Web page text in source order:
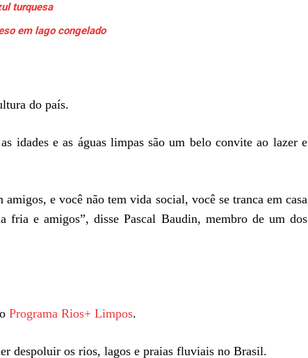
turquesa
em lago congelado
do país.
idades e as águas limpas são um belo convite ao lazer e
e você não tem vida social, você se tranca em casa
e amigos”, disse Pascal Baudin, membro de um dos
Programa Rios+ Limpos.
despoluir os rios, lagos e praias fluviais no Brasil.